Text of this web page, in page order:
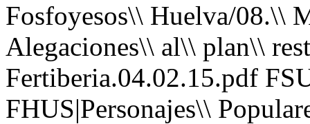
Fosfoyesos\\ Huelva/08.\\
Alegaciones\\ al\\ plan\\
Fertiberia.04.02.15.pdf
FHUS|Personajes\\